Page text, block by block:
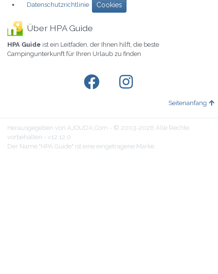
Datenschutzrichtlinie
Cookies
Über HPA Guide
HPA Guide ist ein Leitfaden, der Ihnen hilft, die beste
Campingunterkunft für Ihren Urlaub zu finden
Seitenanfang
Herausgegeben von AJOUDA.Com - © 2003-2026 Alle Rechte
vorbehalten - v12.12.0
Der Name "HPA Guide" ist eine eingetragene Marke.